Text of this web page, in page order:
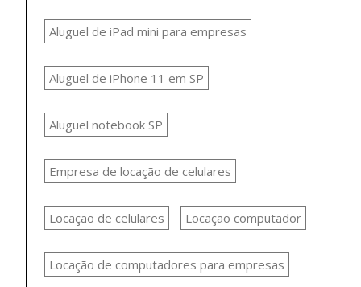
Aluguel de iPad mini para empresas
Aluguel de iPhone 11 em SP
Aluguel notebook SP
Empresa de locação de celulares
Locação de celulares Locação computador
Locação de computadores para empresas